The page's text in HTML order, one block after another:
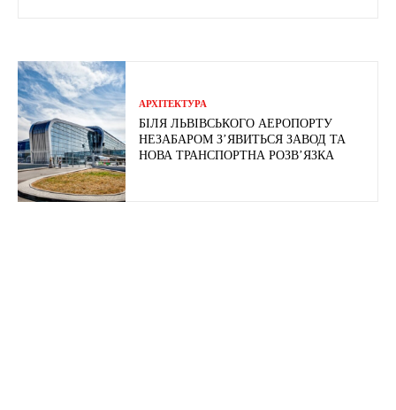
АРХІТЕКТУРА
БІЛЯ ЛЬВІВСЬКОГО АЕРОПОРТУ
НЕЗАБАРОМ З’ЯВИТЬСЯ ЗАВОД ТА
НОВА ТРАНСПОРТНА РОЗВ’ЯЗКА